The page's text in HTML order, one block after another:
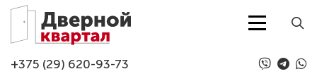
Перейти к основному содержанию
+375 (29) 620-93-73